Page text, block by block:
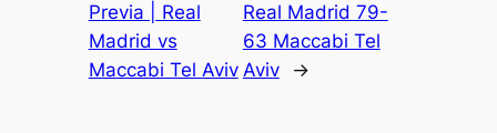
Previa | Real
Madrid vs
Maccabi Tel Aviv
Real Madrid 79-
63 Maccabi Tel
Aviv
→